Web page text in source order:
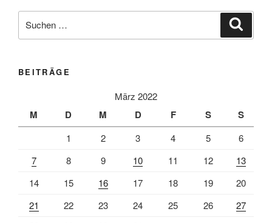
nach:
BEITRÄGE
März 2022
M D M D F S S
1 2 3 4 5
6
7
8 9 10 11 12
13
14
15 16 17 18 19
20
21
22 23 24 25 26
27